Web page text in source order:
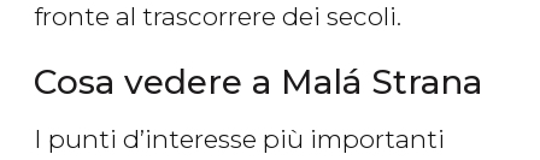
fronte al trascorrere dei secoli.
Cosa vedere a Malá Strana
I punti d’interesse più importanti